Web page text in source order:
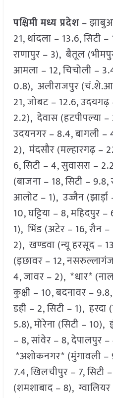
पश्चिमी मध्य प्रदेश– झाबुआ
21, थांदला – 13.6, सिटी
राणापुर – 3), बैतूल
आमला – 12, चिचोली –
0.8), अलीराजपुर (चं.शे.आ.
21, जोबट – 12.6, उदयगढ़
2.2), देवास (हटपीपल्या
उदयनगर – 8.4, बागली –
2), मंदसौर (मल्हारगढ़ –
6, सिटी – 4, सुवासरा –
(बाजना – 18, सिटी –
आलोट – 1), उज्जैन (झार्ड़ा
10, घट्टिया – 8, महिदपुर
1), भिंड (अटेर – 16, रौन –
2), खण्डवा (न्यू हरसूद –
(इछावर – 12,
4, जावर – 2), *धार*
कुक्षी – 10, बदनावर –
डही – 2, सिटी – 1), हरदा
5.8), मोरेना (सिटी – 10),
– 8, सांवेर – 8, देपालपुर –
*अशोकनगर* (मुंगावली –
7.4, खिलचीपुर – 7, सिटी
(शमशाबाद – 8),